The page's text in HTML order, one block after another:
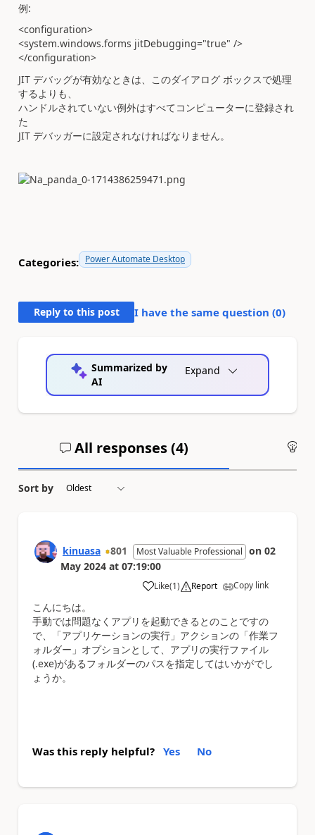
例:
<configuration>
<system.windows.forms jitDebugging="true" />
</configuration>
JIT デバッグが有効なときは、このダイアログ ボックスで処理
するよりも、
ハンドルされていない例外はすべてコンピューターに登録され
た
JIT デバッガーに設定されなければなりません。
Categories: Power Automate Desktop
Reply to this post I have the same question (0)
Summarized by
AI
Expand
All responses (4)
Sort by
kinuasa 801 Most Valuable Professional on 02
May 2024 at 07:19:00
Like
a (1) Report Copy link
こんにちは。
手動では問題なくアプリを起動できるとのことですの
で、「アプリケーションの実行」アクションの「作業フ
ォルダー」オプションとして、アプリの実行ファイル
(.exe)があるフォルダーのパスを指定してはいかがでし
ょうか。
Was this reply helpful? Yes No